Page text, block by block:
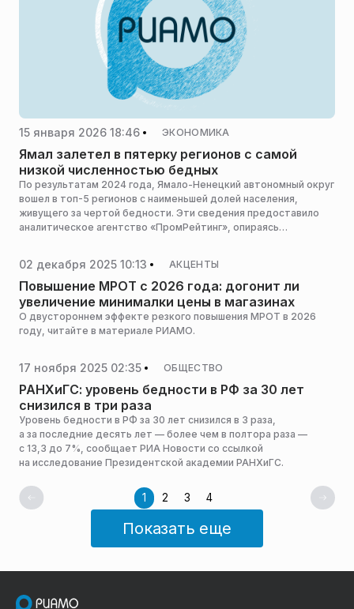
15 января 2026 18:46 ЭКОНОМИКА
Ямал залетел в пятерку регионов с самой
низкой численностью бедных
По результатам 2024 года, Ямало-Ненецкий автономный округ
вошел в топ-5 регионов с наименьшей долей населения,
живущего за чертой бедности. Эти сведения предоставило
аналитическое агентство «ПромРейтинг», опираясь
02 декабря 2025 10:13 АКЦЕНТЫ
Повышение МРОТ с 2026 года: догонит ли
увеличение минималки цены в магазинах
О двустороннем эффекте резкого повышения МРОТ в 2026
году, читайте в материале РИАМО.
17 ноября 2025 02:35 ОБЩЕСТВО
РАНХиГС: уровень бедности в РФ за 30 лет
снизился в три раза
Уровень бедности в РФ за 30 лет снизился в 3 раза,
а за последние десять лет — более чем в полтора раза —
с 13,3 до 7%, сообщает РИА Новости со ссылкой
на исследование Президентской академии РАНХиГС.
1 2 3 4
Показать еще